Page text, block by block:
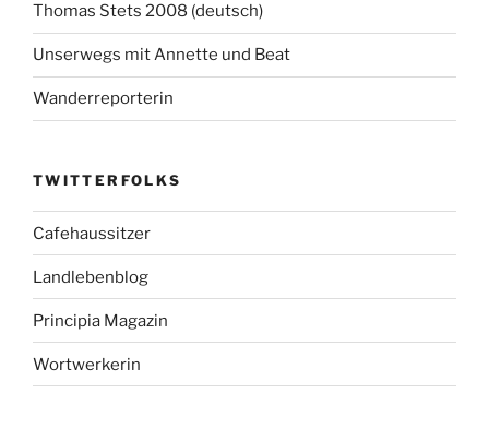
Thomas Stets 2008 (deutsch)
Unserwegs mit Annette und Beat
Wanderreporterin
TWITTERFOLKS
Cafehaussitzer
Landlebenblog
Principia Magazin
Wortwerkerin